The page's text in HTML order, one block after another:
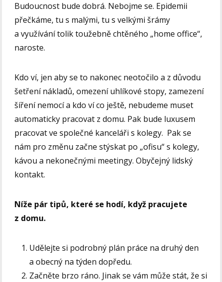
Budoucnost bude dobrá. Nebojme se. Epidemii
přečkáme, tu s malými, tu s velkými šrámy
a využívání tolik toužebně chtěného „home office“,
naroste.
Kdo ví, jen aby se to nakonec neotočilo a z důvodu
šetření nákladů, omezení uhlíkové stopy, zamezení
šíření nemocí a kdo ví co ještě, nebudeme muset
automaticky pracovat z domu. Pak bude luxusem
pracovat ve společné kanceláři s kolegy. Pak se
nám pro změnu začne stýskat po „ofisu“ s kolegy,
kávou a nekonečnými meetingy. Obyčejný lidský
kontakt.
Níže pár tipů, které se hodí, když pracujete
z domu.
Udělejte si podrobný plán práce na druhý den
a obecný na týden dopředu.
Začněte brzo ráno. Jinak se vám může stát, že si